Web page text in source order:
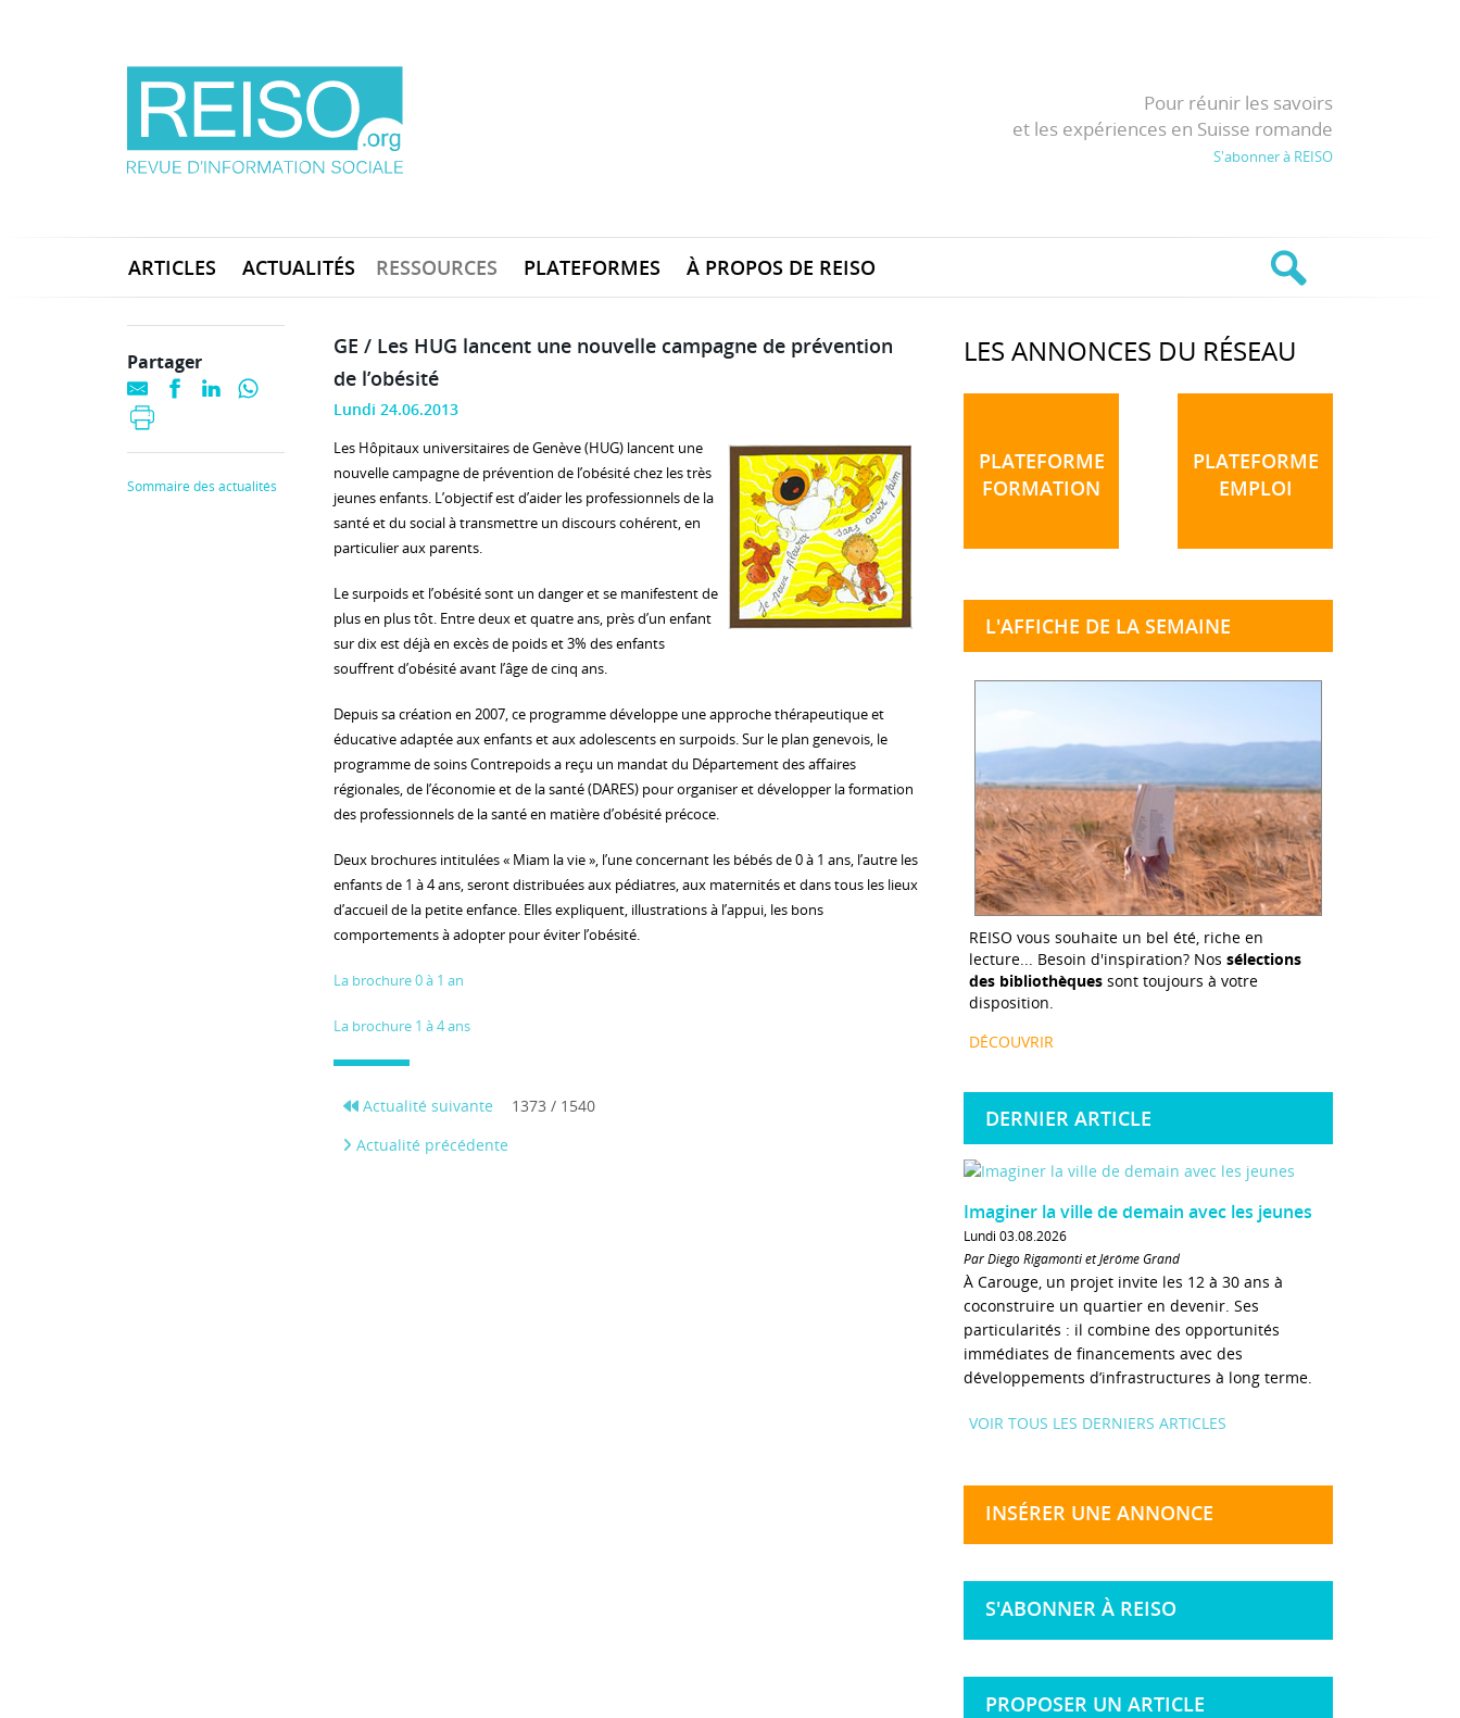
Pour réunir les savoirs
et les expériences en Suisse romande
S'abonner à REISO
ARTICLES ACTUALITÉS RESSOURCES PLATEFORMES À PROPOS DE REISO
GE / Les HUG lancent une nouvelle campagne de prévention
de l’obésité
Lundi 24.06.2013
Les Hôpitaux universitaires de Genève (HUG) lancent une
nouvelle campagne de prévention de l’obésité chez les très
jeunes enfants. L’objectif est d’aider les professionnels de la
santé et du social à transmettre un discours cohérent, en
particulier aux parents.
Le surpoids et l’obésité sont un danger et se manifestent de
plus en plus tôt. Entre deux et quatre ans, près d’un enfant
sur dix est déjà en excès de poids et 3% des enfants
souffrent d’obésité avant l’âge de cinq ans.
Depuis sa création en 2007, ce programme développe une approche thérapeutique et
éducative adaptée aux enfants et aux adolescents en surpoids. Sur le plan genevois, le
programme de soins Contrepoids a reçu un mandat du Département des affaires
régionales, de l’économie et de la santé (DARES) pour organiser et développer la formation
des professionnels de la santé en matière d’obésité précoce.
Deux brochures intitulées « Miam la vie », l’une concernant les bébés de 0 à 1 ans, l’autre les
enfants de 1 à 4 ans, seront distribuées aux pédiatres, aux maternités et dans tous les lieux
d’accueil de la petite enfance. Elles expliquent, illustrations à l’appui, les bons
comportements à adopter pour éviter l’obésité.
La brochure 0 à 1 an
La brochure 1 à 4 ans
Actualité suivante
1373 / 1540
Actualité précédente
Partager
Sommaire des actualités
LES ANNONCES DU RÉSEAU
PLATEFORME
FORMATION
PLATEFORME
EMPLOI
L'AFFICHE DE LA SEMAINE
REISO vous souhaite un bel été, riche en
lecture... Besoin d'inspiration? Nos sélections
des bibliothèques sont toujours à votre
disposition.
DÉCOUVRIR
DERNIER ARTICLE
Imaginer la ville de demain avec les jeunes
Lundi 03.08.2026
Par Diego Rigamonti et Jérôme Grand
À Carouge, un projet invite les 12 à 30 ans à
coconstruire un quartier en devenir. Ses
particularités : il combine des opportunités
immédiates de financements avec des
développements d’infrastructures à long terme.
VOIR TOUS LES DERNIERS ARTICLES
INSÉRER UNE ANNONCE
S'ABONNER À REISO
PROPOSER UN ARTICLE